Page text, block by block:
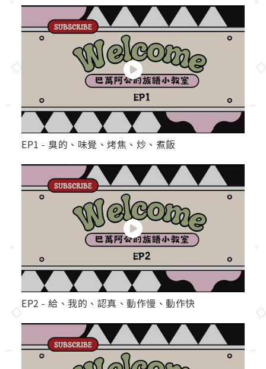
EP1 - 臭的、味覺、烤焦、炒、煮飯
EP2 - 給、我的、認真、動作慢、動作快